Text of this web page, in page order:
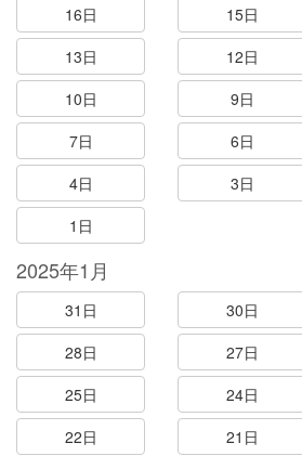
16日
15日
13日
12日
10日
9日
7日
6日
4日
3日
1日
2025年1月
31日 30日
28日
27日
25日
24日
22日
21日